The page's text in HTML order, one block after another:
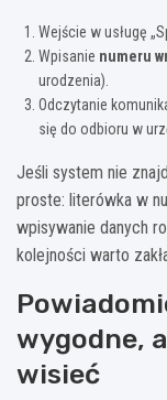
Wejście w usługę
Wpisanie numeru
urodzenia).
Odczytanie
się do odbioru w
Jeśli system nie
proste: literówka w
wpisywanie danych
kolejności warto
wygodne,
wisieć